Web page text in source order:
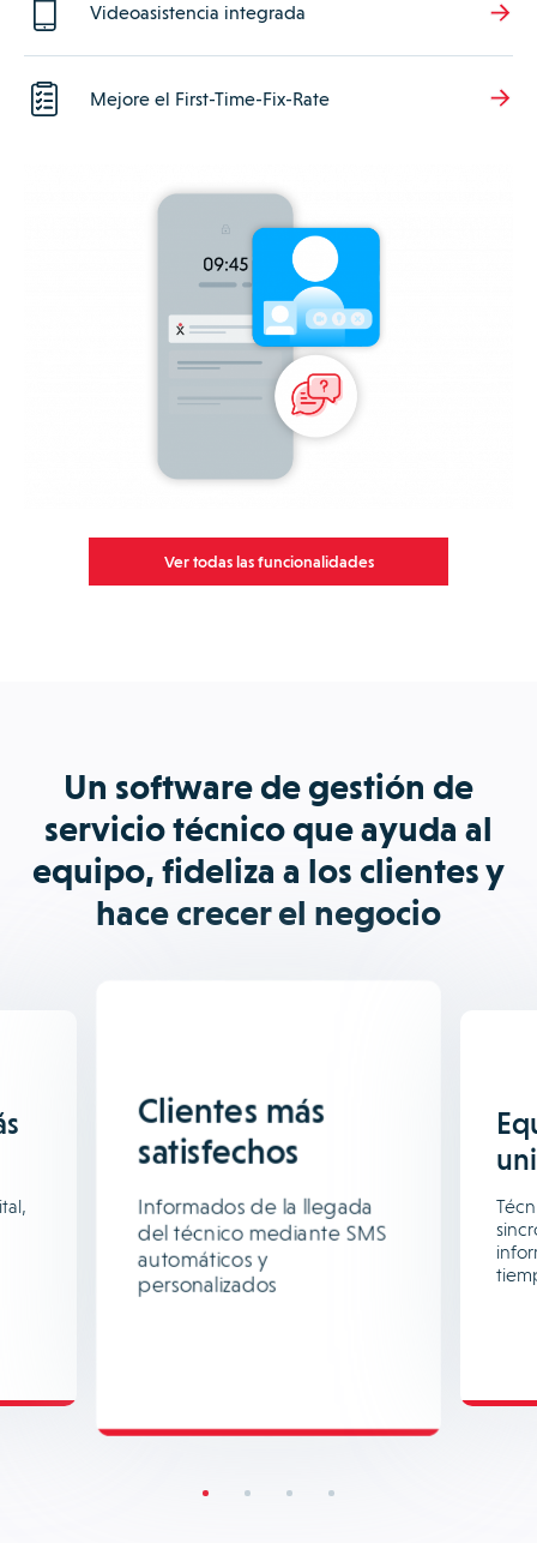
Videoasistencia integrada
Mejore el First-Time-Fix-Rate
Ver todas las funcionalidades
Un software de gestión de
servicio técnico que ayuda al
equipo, fideliza a los clientes y
hace crecer el negocio
Clientes más
satisfechos
Informados de la llegada
del técnico mediante SMS
automáticos y
personalizados